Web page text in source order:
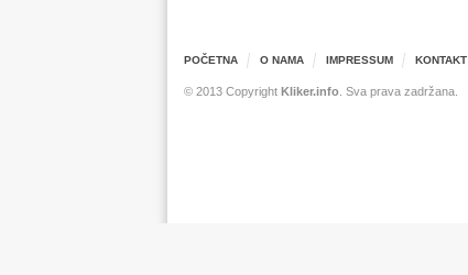
POČETNA O NAMA IMPRESSUM KONTAKT
© 2013 Copyright Kliker.info . Sva prava zadržana.